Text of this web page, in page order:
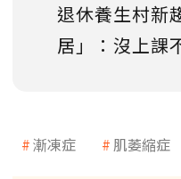
退休養生村新
居」：沒上課
漸凍症 肌萎縮症